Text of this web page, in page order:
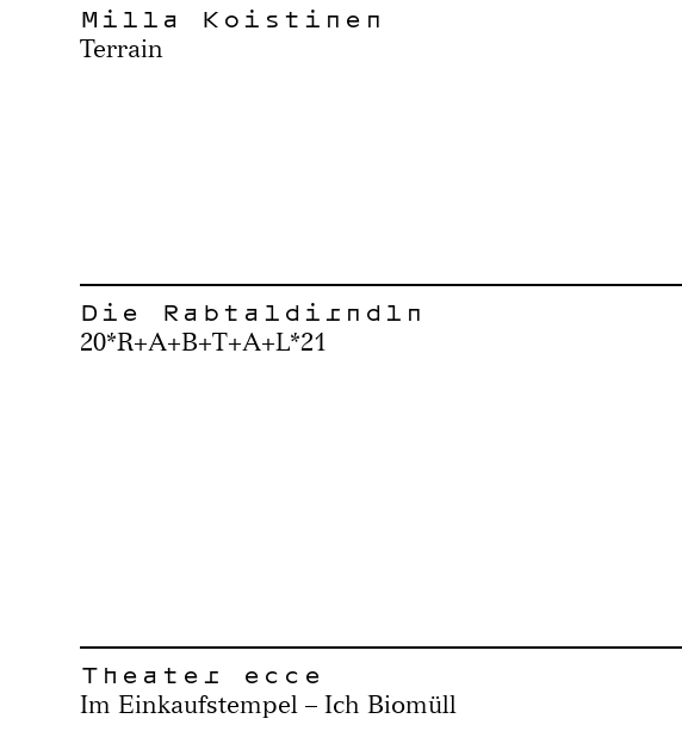
Milla Koistinen
Terrain
Die Rabtaldirndln
20*R+A+B+T+A+L*21
Theater ecce
Im Einkaufstempel – Ich Biomüll